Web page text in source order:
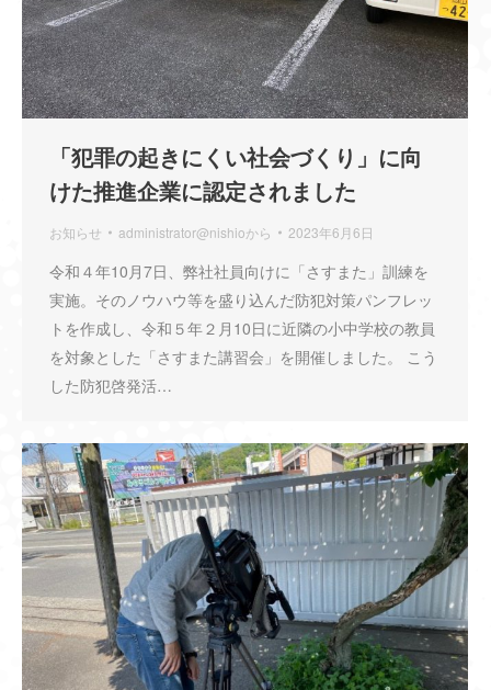
「犯罪の起きにくい社会づくり」に向
けた推進企業に認定されました
お知らせ administrator@nishioから 2023年6月6日
令和４年10月7日、弊社社員向けに「さすまた」訓練を
実施。そのノウハウ等を盛り込んだ防犯対策パンフレッ
トを作成し、令和５年２月10日に近隣の小中学校の教員
を対象とした「さすまた講習会」を開催しました。 こう
した防犯啓発活…